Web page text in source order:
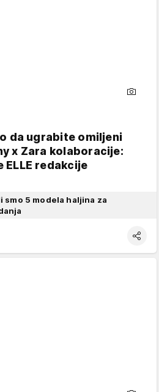
da ugrabite omiljeni
x Zara kolaboracije:
redakcije
5 modela haljina za